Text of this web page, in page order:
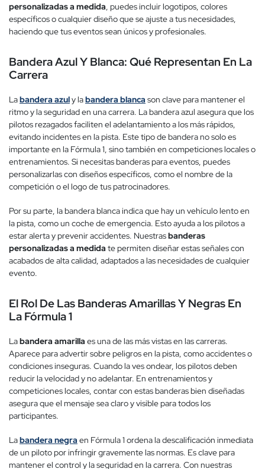
personalizadas a medida , puedes incluir logotipos, colores
específicos o cualquier diseño que se ajuste a tus necesidades,
haciendo que tus eventos sean únicos y profesionales.
Bandera Azul Y Blanca: Qué Representan En La
Carrera
Labandera azuly labandera blanca son clave para mantener el
ritmo y la seguridad en una carrera. La bandera azul asegura que los
pilotos rezagados faciliten el adelantamiento a los más rápidos,
evitando incidentes en la pista. Este tipo de bandera no solo es
importante en la Fórmula 1, sino también en competiciones locales o
entrenamientos. Si necesitas banderas para eventos, puedes
personalizarlas con diseños específicos, como el nombre de la
competición o el logo de tus patrocinadores.
Por su parte, la bandera blanca indica que hay un vehículo lento en
la pista, como un coche de emergencia. Esto ayuda a los pilotos a
estar alerta y prevenir accidentes. Nuestrasbanderas
personalizadas a medida te permiten diseñar estas señales con
acabados de alta calidad, adaptados a las necesidades de cualquier
evento.
El Rol De Las Banderas Amarillas Y Negras En
La Fórmula 1
Labandera amarilla es una de las más vistas en las carreras.
Aparece para advertir sobre peligros en la pista, como accidentes o
condiciones inseguras. Cuando la ves ondear, los pilotos deben
reducir la velocidad y no adelantar. En entrenamientos y
competiciones locales, contar con estas banderas bien diseñadas
asegura que el mensaje sea claro y visible para todos los
participantes.
Labandera negra en Fórmula 1 ordena la descalificación inmediata
de un piloto por infringir gravemente las normas. Es clave para
mantener el control y la seguridad en la carrera. Con nuestras